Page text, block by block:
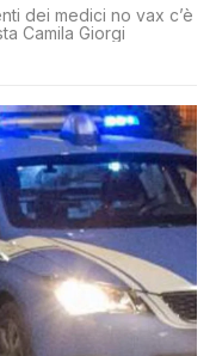
dei medici no vax c’è
Camila Giorgi